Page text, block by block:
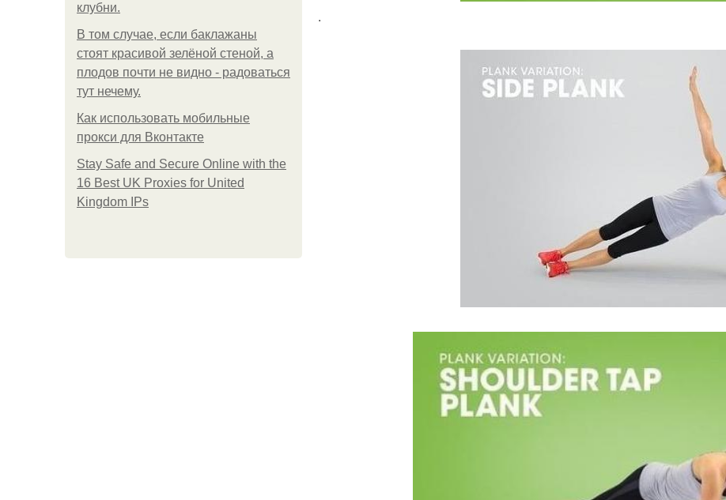
клубни.
В том случае, если баклажаны
стоят красивой зелёной стеной, а
плодов почти не видно - радоваться
тут нечему.
Как использовать мобильные
прокси для Вконтакте
Stay Safe and Secure Online with the
16 Best UK Proxies for United
Kingdom IPs
.